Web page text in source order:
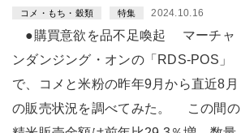
コメ・もち・穀類 特集 2024.10.16
●購買意欲を品不足喚起 マーチャ
ンダンジング・オンの「RDS-POS」
で、コメと米粉の昨年9月から直近8月
の販売状況を調べてみた。 この間の